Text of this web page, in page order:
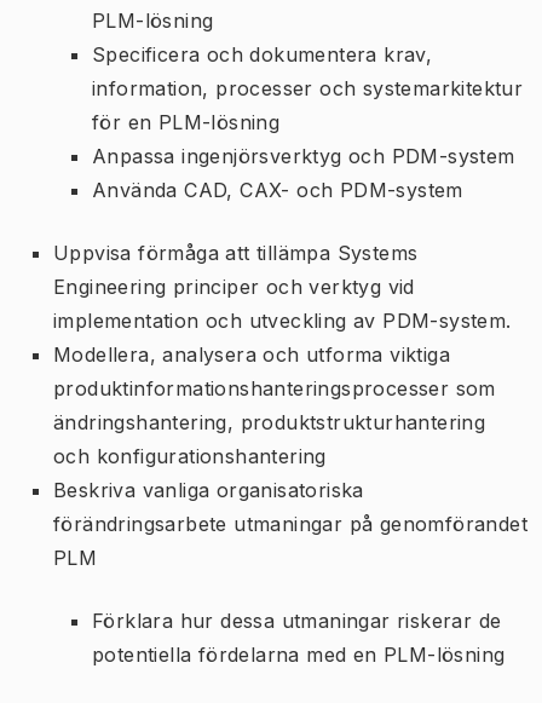
PLM-lösning
Specificera och dokumentera krav,
information, processer och systemarkitektur
för en PLM-lösning
Anpassa ingenjörsverktyg och PDM-system
Använda CAD, CAX- och PDM-system
Uppvisa förmåga att tillämpa Systems
Engineering principer och verktyg vid
implementation och utveckling av PDM-system.
Modellera, analysera och utforma viktiga
produktinformationshanteringsprocesser som
ändringshantering, produktstrukturhantering
och konfigurationshantering
Beskriva vanliga organisatoriska
förändringsarbete utmaningar på genomförandet
PLM
Förklara hur dessa utmaningar riskerar de
potentiella fördelarna med en PLM-lösning